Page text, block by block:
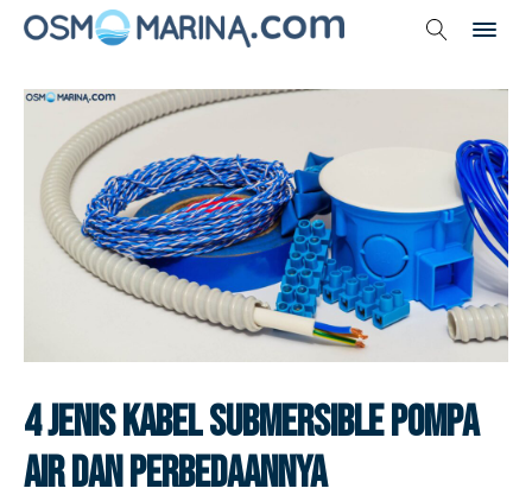
4 Jenis Kabel Submersible Pompa
Air Dan Perbedaannya